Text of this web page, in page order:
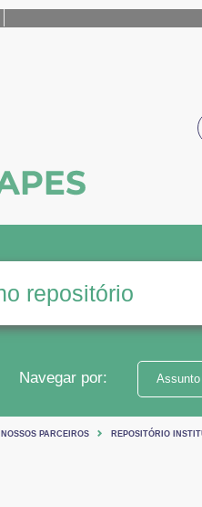
Navegar por: Assunto
NOSSOS PARCEIROS REPOSITÓRIO